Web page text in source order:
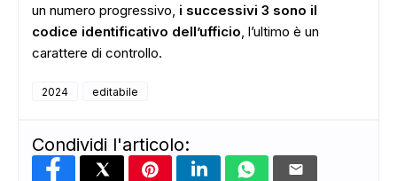
un numero progressivo, i successivi 3 sono il
codice identificativo dell’ufficio, l’ultimo è un
carattere di controllo.
2024 editabile
Condividi l'articolo: